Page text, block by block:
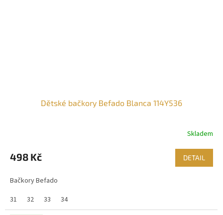
Dětské bačkory Befado Blanca 114Y536
Skladem
498 Kč DETAIL
Bačkory Befado
31
32 33 34